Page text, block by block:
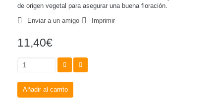
de origen vegetal para asegurar una buena floración.
Enviar a un amigo
Imprimir
11,40€
Añadir al carrito